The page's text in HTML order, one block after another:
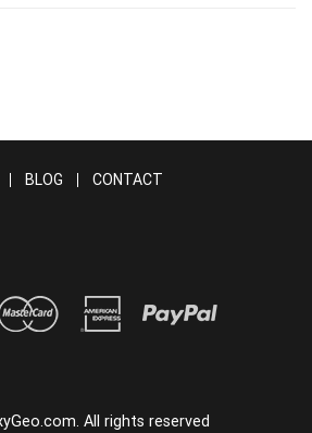
BLOG CONTACT
All rights reserved